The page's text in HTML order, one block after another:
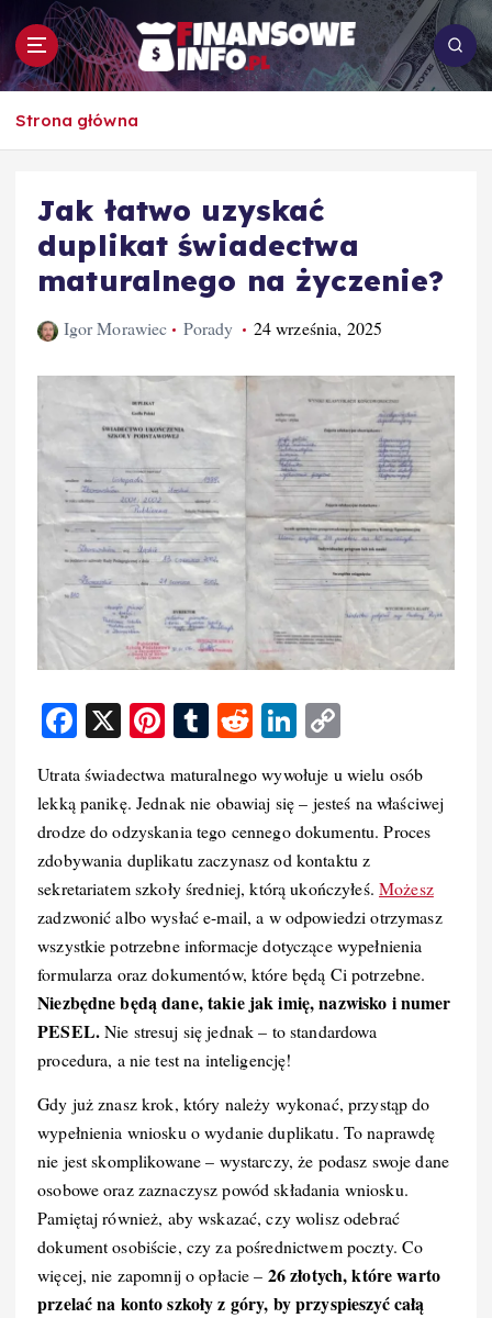
p
To i owo o rachunkowości, pracy, biznesie i
Strona główna
Jak łatwo uzyskać
duplikat świadectwa
maturalnego na życzenie?
Igor Morawiec Porady 24 września, 2025
F
c
e
b
o
o
k
X
Pi
er
e
st
T
m
bl
r
R
d
di
t
Li
k
e
d
I
n
p
y
Li
n
k
Utrata świadectwa maturalnego wywołuje u wielu osób
lekką panikę. Jednak nie obawiaj się – jesteś na właściwej
drodze do odzyskania tego cennego dokumentu. Proces
zdobywania duplikatu zaczynasz od kontaktu z
sekretariatem szkoły średniej, którą ukończyłeś. Możesz
zadzwonić albo wysłać e-mail, a w odpowiedzi otrzymasz
wszystkie potrzebne informacje dotyczące wypełnienia
formularza oraz dokumentów, które będą Ci potrzebne.
Niezbędne będą dane, takie jak imię, nazwisko i numer
PESEL.Nie stresuj się jednak – to standardowa
procedura, a nie test na inteligencję!
Gdy już znasz krok, który należy wykonać, przystąp do
wypełnienia wniosku o wydanie duplikatu. To naprawdę
nie jest skomplikowane – wystarczy, że podasz swoje dane
osobowe oraz zaznaczysz powód składania wniosku.
Pamiętaj również, aby wskazać, czy wolisz odebrać
dokument osobiście, czy za pośrednictwem poczty. Co
więcej, nie zapomnij o opłacie – 26 złotych, które warto
przelać na konto szkoły z góry, by przyspieszyć całą